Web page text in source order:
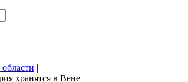
|
хранятся в Вене